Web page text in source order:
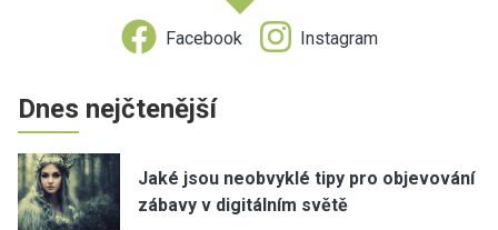
Facebook Instagram
Dnes nejčtenější
Jaké jsou neobvyklé tipy pro objevování
zábavy v digitálním světě